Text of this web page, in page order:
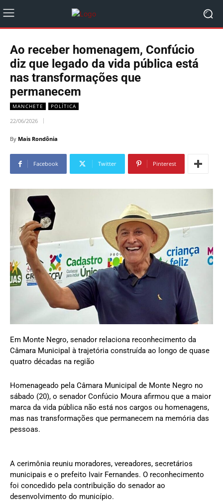
Ao receber homenagem, Confúcio
diz que legado da vida pública está
nas transformações que
permanecem
MANCHETE POLÍTICA
22/06/2026
By Mais Rondônia
Facebook Twitter Pinterest
Em Monte Negro, senador relaciona reconhecimento da
Câmara Municipal à trajetória construída ao longo de quase
quatro décadas na região
Homenageado pela Câmara Municipal de Monte Negro no
sábado (20), o senador Confúcio Moura afirmou que a maior
marca da vida pública não está nos cargos ou homenagens,
mas nas transformações que permanecem na memória das
pessoas.
A cerimônia reuniu moradores, vereadores, secretários
municipais e o prefeito Ivair Fernandes. O reconhecimento
foi concedido pela contribuição do senador ao
desenvolvimento do município.